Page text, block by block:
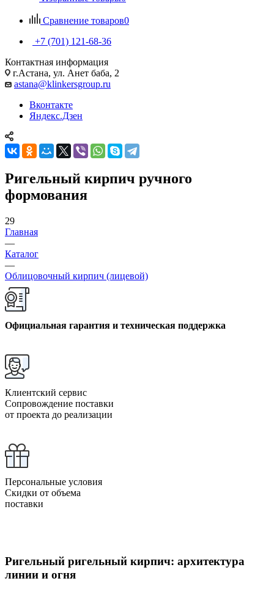
Сравнение товаров0
+7 (701) 121-68-36
Контактная информация
г.Астана, ул. Анет баба, 2
astana@klinkersgroup.ru
Вконтакте
Яндекс.Дзен
Ригельный кирпич ручного
формования
29
Главная
—
Каталог
—
Облицовочный кирпич (лицевой)
Официальная гарантия и техническая поддержка
Клиентский сервис
Сопровождение поставки
от проекта до реализации
Персональные условия
Скидки от объема
поставки
Ригельный ригельный кирпич: архитектура
линии и огня